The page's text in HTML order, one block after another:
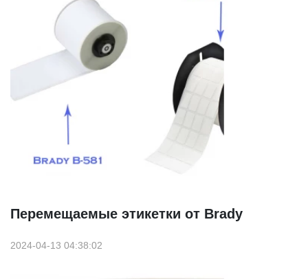
Перемещаемые этикетки от Brady
2024-04-13 04:38:02